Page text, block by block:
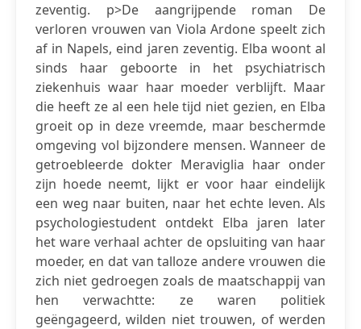
zeventig. p>De aangrijpende roman De
verloren vrouwen van Viola Ardone speelt zich
af in Napels, eind jaren zeventig. Elba woont al
sinds haar geboorte in het psychiatrisch
ziekenhuis waar haar moeder verblijft. Maar
die heeft ze al een hele tijd niet gezien, en Elba
groeit op in deze vreemde, maar beschermde
omgeving vol bijzondere mensen. Wanneer de
getroebleerde dokter Meraviglia haar onder
zijn hoede neemt, lijkt er voor haar eindelijk
een weg naar buiten, naar het echte leven. Als
psychologiestudent ontdekt Elba jaren later
het ware verhaal achter de opsluiting van haar
moeder, en dat van talloze andere vrouwen die
zich niet gedroegen zoals de maatschappij van
hen verwachtte: ze waren politiek
geëngageerd, wilden niet trouwen, of werden